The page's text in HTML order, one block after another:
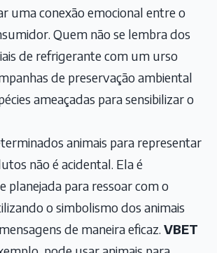
uma conexão emocional entre o
Quem não se lembra dos
de refrigerante com um urso
de preservação ambiental
ameaçadas para sensibilizar o
animais para representar
não é acidental. Ela é
planejada para ressoar com o
o simbolismo dos animais
de maneira eficaz. VBET